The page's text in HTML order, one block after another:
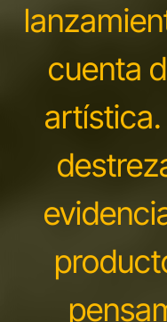
cuenta